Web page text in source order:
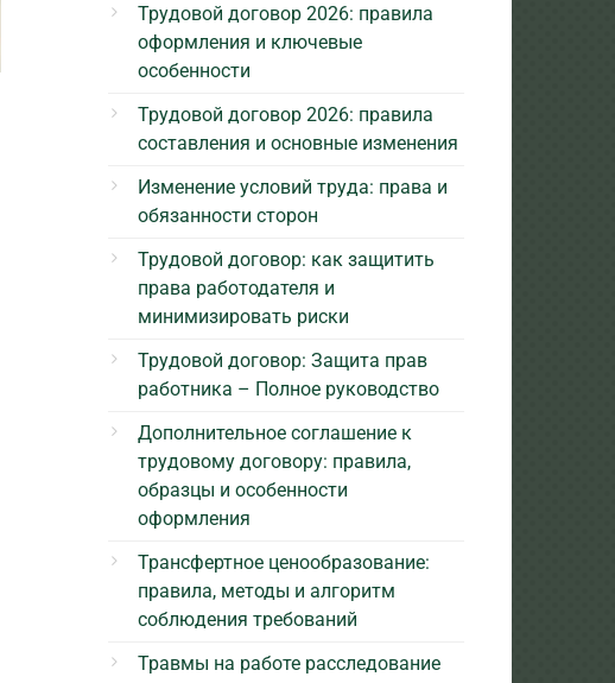
Трудовой договор 2026: правила
оформления и ключевые
особенности
Трудовой договор 2026: правила
составления и основные изменения
Изменение условий труда: права и
обязанности сторон
Трудовой договор: как защитить
права работодателя и
минимизировать риски
Трудовой договор: Защита прав
работника – Полное руководство
Дополнительное соглашение к
трудовому договору: правила,
образцы и особенности
оформления
Трансфертное ценообразование:
правила, методы и алгоритм
соблюдения требований
Травмы на работе расследование